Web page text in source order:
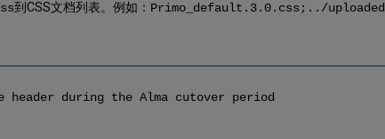
到CSS文档列表。例如： Primo_default.3.0.css;../
during the Alma cutover period